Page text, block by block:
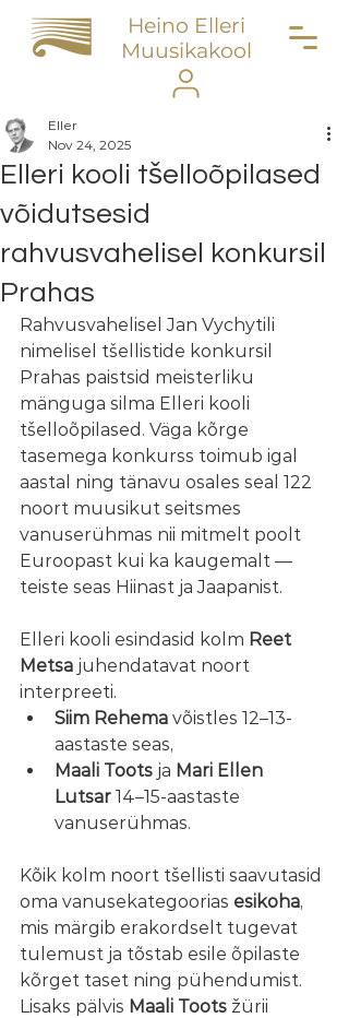
Heino Elleri
Muusikakool
Elleri kooli tšelloõpilased
võidutsesid
rahvusvahelisel konkursil
Prahas
Eller
Nov 24, 2025
Rahvusvahelisel Jan Vychytili
nimelisel tšellistide konkursil
Prahas paistsid meisterliku
mänguga silma Elleri kooli
tšelloõpilased. Väga kõrge
tasemega konkurss toimub igal
aastal ning tänavu osales seal 122
noort muusikut seitsmes
vanuserühmas nii mitmelt poolt
Euroopast kui ka kaugemalt —
teiste seas Hiinast ja Jaapanist.
Elleri kooli esindasid kolm Reet
Metsa juhendatavat noort
interpreeti.
Siim Rehema võistles 12–13-
aastaste seas,
Maali Toots ja Mari Ellen
Lutsar 14–15-aastaste
vanuserühmas.
Kõik kolm noort tšellisti saavutasid
oma vanusekategoorias esikoha,
mis märgib erakordselt tugevat
tulemust ja tõstab esile õpilaste
kõrget taset ning pühendumist.
Lisaks pälvis Maali Toots žürii